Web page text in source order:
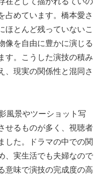
占めています。橋本愛さ
ほとんど残っていないこ
像を自由に豊かに演じる
す。こうした演技の積み
、現実の関係性と混同さ
風景やツーショット写
せるものが多く、視聴者
した。ドラマの中での関
、実生活でも夫婦なので
意味で演技の完成度の高